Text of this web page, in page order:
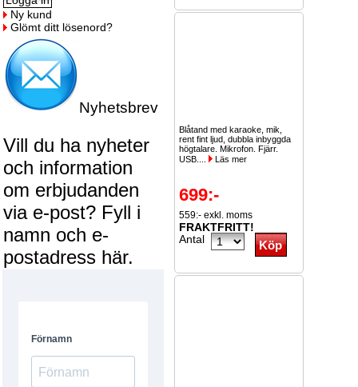
Ny kund
Glömt ditt lösenord?
Nyhetsbrev
Vill du ha nyheter
och information
om erbjudanden
via e-post? Fyll i
namn och e-
postadress här.
Blåtand med karaoke, mik,
rent fint ljud, dubbla inbyggda
högtalare. Mikrofon. Fjärr.
USB....
Läs mer
699:-
559:- exkl. moms
FRAKTFRITT!
Antal